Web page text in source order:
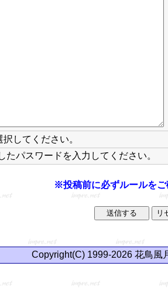
してください。
たパスワードを入力してください。
※投稿前に必ずルールをご
Copyright(C) 1999-2026 花鳥風